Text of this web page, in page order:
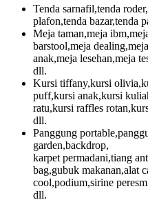
Tenda sarnafil,tenda
plafon,tenda bazar,tenda
Meja taman,meja
barstool,meja
anak,meja lesehan,meja
dll.
Kursi tiffany,kursi
puff,kursi anak,kursi
ratu,kursi raffles
dll.
Panggung
garden,backdrop,
karpet permadani,tiang
bag,gubuk makanan,alat
cool,podium,sirine
dll.